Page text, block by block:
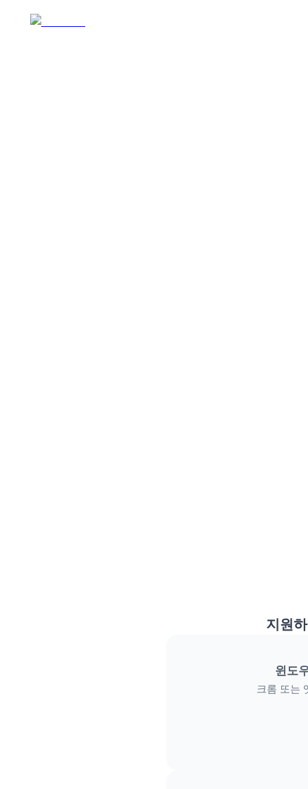
지원
윈도
크롬 또는